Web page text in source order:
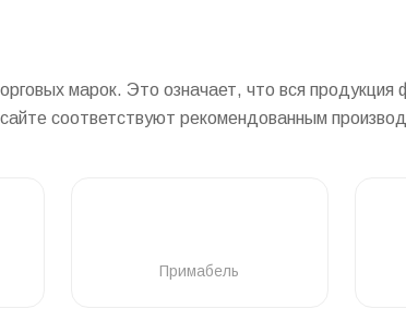
марок. Это означает, что вся продукция
соответствуют рекомендованным
Примабель